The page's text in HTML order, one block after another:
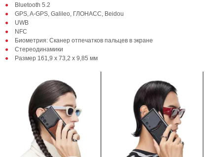
Bluetooth 5.2
GPS, A-GPS, Galileo, ГЛОНАСС, Beidou
UWB
NFC
Биометрия: Сканер отпечатков пальцев в экране
Стереодинамики
Размер 161,9 х 73,2 х 9,85 мм